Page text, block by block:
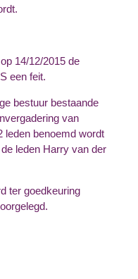
14/12/2015 de
een feit.
bestuur bestaande
van
leden benoemd wordt
leden Harry van der
ter goedkeuring